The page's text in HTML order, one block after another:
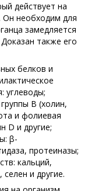
действует на
Он необходим для
замедляется
также его
белков и
углеводы;
В (холин,
и фолиевая
D и другие;
β-
протеиназы;
кальций,
и другие.